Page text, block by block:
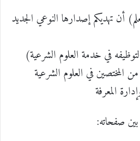
أن تهديكم إصدارها النوعي الجديد
في خدمة العلوم الشرعية)
المختصين في العلوم الشرعية
المعرفة
صفحاته: